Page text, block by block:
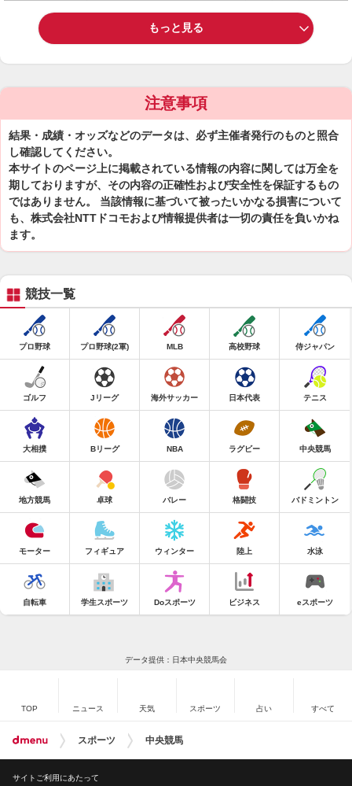
もっと見る
注意事項
結果・成績・オッズなどのデータは、必ず主催者発行のものと照合
し確認してください。
本サイトのページ上に掲載されている情報の内容に関しては万全を
期しておりますが、その内容の正確性および安全性を保証するもの
ではありません。 当該情報に基づいて被ったいかなる損害について
も、株式会社NTTドコモおよび情報提供者は一切の責任を負いかね
ます。
競技一覧
プロ野球 プロ野球(2軍) MLB 高校野球 侍ジャパン
ゴルフ Jリーグ 海外サッカー 日本代表 テニス
大相撲 Bリーグ NBA ラグビー 中央競馬
地方競馬 卓球 バレー 格闘技 バドミントン
モーター フィギュア ウィンター 陸上 水泳
自転車 学生スポーツ Doスポーツ ビジネス eスポーツ
データ提供：日本中央競馬会
TOP ニュース 天気 スポーツ 占い すべて
スポーツ 中央競馬
サイトご利用にあたって